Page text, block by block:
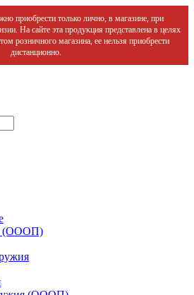
приобрести только лично, в магазине, при
На сайте эта продукция представлена в целях
розничного магазина, ее нельзя приобрести
дистанционно.
(ОООП)